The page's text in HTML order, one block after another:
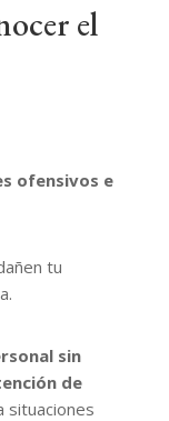
el
ofensivos e
tu
sin
de
situaciones